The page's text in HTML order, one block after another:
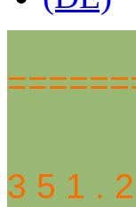
3 5 1 .